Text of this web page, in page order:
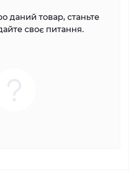
даний товар, станьте
своє питання.